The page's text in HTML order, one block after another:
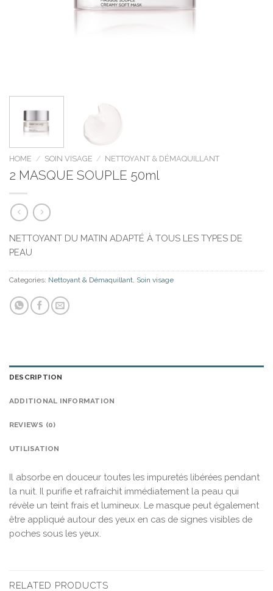
HOME / SOIN VISAGE / NETTOYANT & DÉMAQUILLANT
2 MASQUE SOUPLE 50ml
NETTOYANT DU MATIN ADAPTÉ À TOUS LES TYPES DE
PEAU
Categories: Nettoyant & Démaquillant, Soin visage
DESCRIPTION
ADDITIONAL INFORMATION
REVIEWS (0)
UTILISATION
Il absorbe en douceur toutes les impuretés libérées pendant
la nuit. Il purifie et rafraichit immédiatement la peau qui
révèle un teint frais et lumineux. Le masque peut également
être appliqué autour des yeux en cas de signes visibles de
poches sous les yeux.
RELATED PRODUCTS